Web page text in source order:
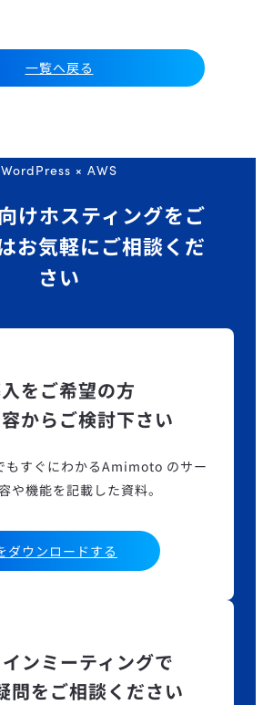
一覧へ戻る
WordPress × AWS
けホスティングをご
お気軽にご相談くだ
さい
をご希望の方
からご検討下さい
もすぐにわかるAmimoto のサー
や機能を記載した資料。
ダウンロードする
ンミーティングで
問をご相談ください